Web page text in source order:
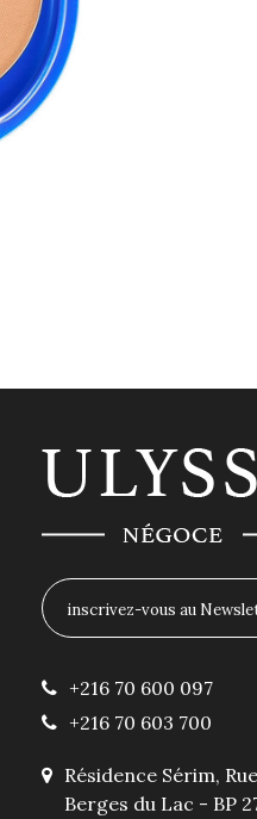
+216 70 600 097
+216 70 603 700
Résidence Sérim,
Berges du Lac - BP